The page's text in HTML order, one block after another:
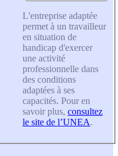
L'entreprise adaptée
permet à un travailleur
en situation de
handicap d'exercer
une activité
professionnelle dans
des conditions
adaptées à ses
capacités. Pour en
savoir plus, consultez
le site de l’UNEA.